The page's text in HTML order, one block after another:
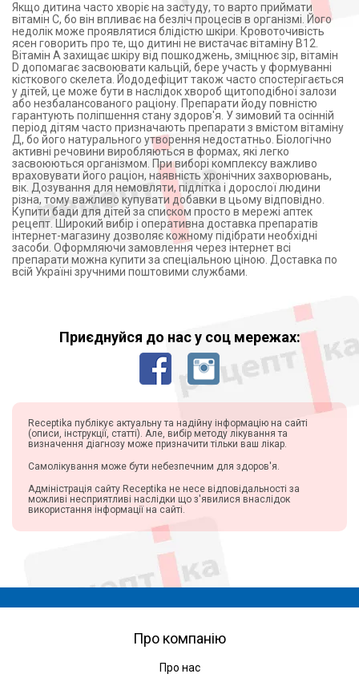
Якщо дитина часто хворіє на застуду, то варто приймати
вітамін С, бо він впливає на безліч процесів в організмі. Його
недолік може проявлятися блідістю шкіри. Кровоточивість
ясен говорить про те, що дитині не вистачає вітаміну В12.
Вітамін А захищає шкіру від пошкоджень, зміцнює зір, вітамін
D допомагає засвоювати кальцій, бере участь у формуванні
кісткового скелета. Йододефіцит також часто спостерігається
у дітей, це може бути в наслідок хвороб щитоподібної залози
або незбалансованого раціону. Препарати йоду повністю
гарантують поліпшення стану здоров'я. У зимовий та осінній
період дітям часто призначають препарати з вмістом вітаміну
Д, бо його натурального утворення недостатньо. Біологічно
активні речовини виробляються в формах, які легко
засвоюються організмом. При виборі комплексу важливо
враховувати його раціон, наявність хронічних захворювань,
вік. Дозування для немовляти, підлітка і дорослої людини
різна, тому важливо купувати добавки в цьому відповідно.
Купити бади для дітей за списком просто в мережі аптек
рецепт. Широкий вибір і оперативна доставка препаратів
інтернет-магазину дозволяє кожному підібрати необхідні
засоби. Оформляючи замовлення через інтернет всі
препарати можна купити за спеціальною ціною. Доставка по
всій Україні зручними поштовими службами.
Приєднуйся до нас у соц мережах:
Receptika публікує актуальну та надійну інформацію на сайті
(описи, інструкції, статті). Але, вибір методу лікування та
визначення діагнозу може призначити тільки ваш лікар.
Самолікування може бути небезпечним для здоров'я.
Адміністрація сайту Receptika не несе відповідальності за
можливі несприятливі наслідки що з'явилися внаслідок
використання інформації на сайті.
Про компанію
Про нас